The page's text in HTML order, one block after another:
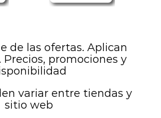
de las ofertas. Aplican
Precios, promociones y
variar entre tiendas y
sitio web